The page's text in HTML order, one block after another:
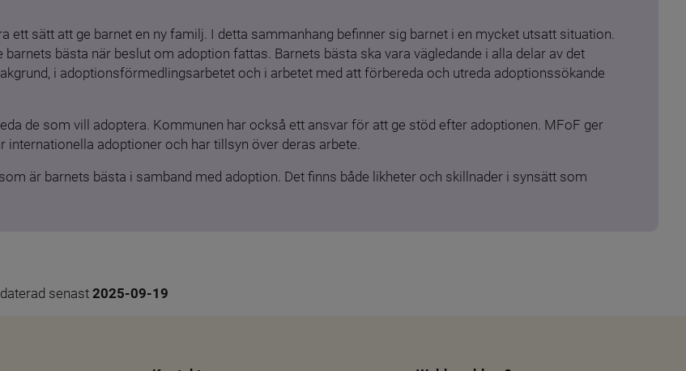
ett sätt att ge barnet en ny familj. I detta sammanhang befinner sig barnet i en mycket utsatt situation.
bästa när beslut om adoption fattas. Barnets bästa ska vara vägledande i alla delar av det
i adoptionsförmedlingsarbetet och i arbetet med att förbereda och utreda adoptionssökande
de som vill adoptera. Kommunen har också ett ansvar för att ge stöd efter adoptionen. MFoF ger
adoptioner och har tillsyn över deras arbete.
är barnets bästa i samband med adoption. Det finns både likheter och skillnader i synsätt som
senast 2025-09-19